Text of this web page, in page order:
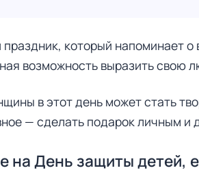
который напоминает
возможность выразить свою
в этот день может стать
— сделать подарок личным
на День защиты детей,